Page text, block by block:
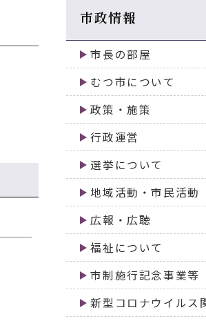
市政情報
市長の部屋
むつ市について
政策・施策
行政運営
選挙について
地域活動・市民活動
広報・広聴
福祉について
市制施行記念事業等
新型コロナウイルス